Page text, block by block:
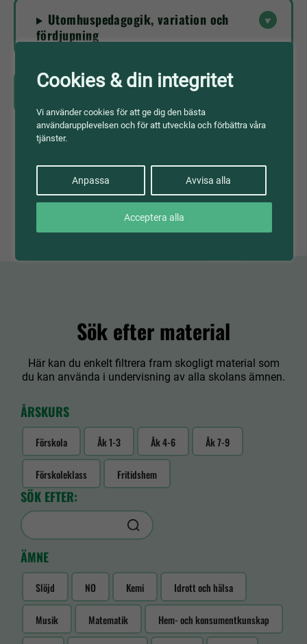
Cookies & din integritet
Vi använder cookies för att ge dig den bästa
användarupplevelsen och för att utveckla och förbättra våra
tjänster.
Anpassa Avvisa alla
Acceptera alla
Utomhuspedagogik, variation och
fördjupning
Källor
Sök efter material
Här kan du enkelt filtrera fram skogligt material som
du kan använda i undervisning av alla skolans ämnen.
ÅRSKURS
Förskola Åk 1-3 Åk 4-6 Åk 7-9
Förskoleklass Fritidshem
SÖK EFTER:
ÄMNE
Slöjd NO Kemi Idrott och hälsa
Musik Matematik Hem- och konsumentkunskap